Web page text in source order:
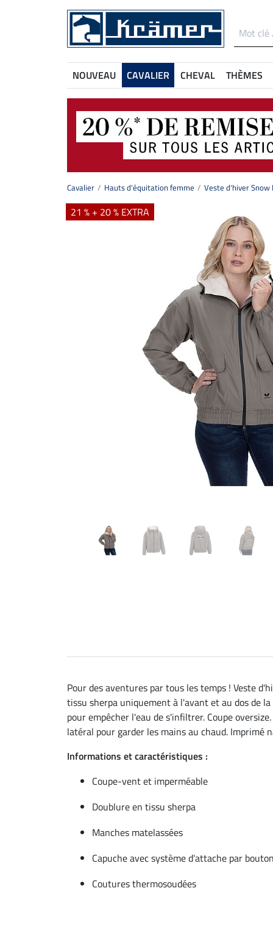
NOUVEAU CAVALIER CHEVAL THÈMES
Cavalier Hauts d'équitation femme Veste d'hiver Snow
21 % + 20 % EXTRA
Pour des aventures par tous les temps ! Veste
tissu sherpa uniquement à l'avant et au dos de
pour empêcher l'eau de s'infiltrer. Coupe
latéral pour garder les mains au chaud. Imprimé
Informations et caractéristiques :
Coupe-vent et imperméable
Doublure en tissu sherpa
Manches matelassées
Capuche avec système d'attache par
Coutures thermosoudées